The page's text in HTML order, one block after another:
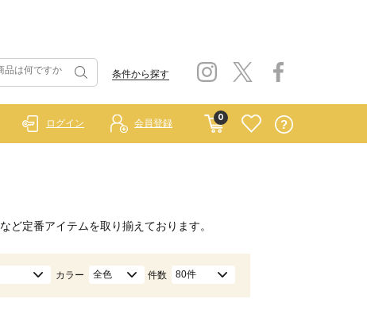
条件から探す
0
ログイン 会員登録
など定番アイテムを取り揃えております。
カラー 全色 件数 80件